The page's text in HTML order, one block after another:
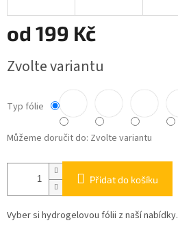
od 199 Kč
cena:
Zvolte variantu
Typ fólie
Můžeme doručit do: Zvolte variantu
Přidat do košíku
Vyber si hydrogelovou fólii z naší nabídky.